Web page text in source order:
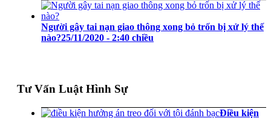
Người gây tai nạn giao thông xong bỏ trốn bị xử lý thế
nào?25/11/2020 - 2:40 chiều
Tư Vấn Luật Hình Sự
Điều kiện